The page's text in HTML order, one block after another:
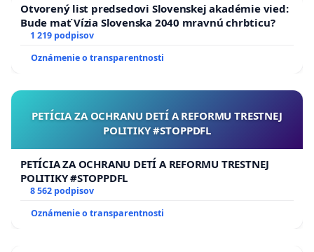
Otvorený list predsedovi Slovenskej akadémie vied:
Bude mať Vízia Slovenska 2040 mravnú chrbticu?
1 219 podpisov
Oznámenie o transparentnosti
PETÍCIA ZA OCHRANU DETÍ A REFORMU TRESTNEJ
POLITIKY #STOPPDFL
PETÍCIA ZA OCHRANU DETÍ A REFORMU TRESTNEJ
POLITIKY #STOPPDFL
8 562 podpisov
Oznámenie o transparentnosti